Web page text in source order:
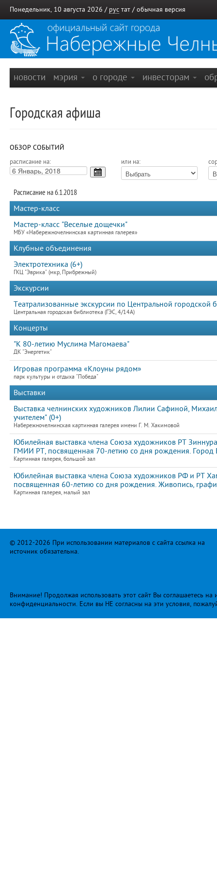
Понедельник, 10 августа 2026 / рус тат / обычная версия
новости мэрия о городе инвесторам
Городская афиша
ОБЗОР СОБЫТИЙ
расписание на: или на:
Расписание на 6.1.2018
Мастер-класс
Мастер-класс "Веселые дощечки"
МБУ «Набережночелнинская картинная галерея»
Клубные объединения
Электротехника (6+)
ГКЦ "Эврика" (мкр, Прибрежный)
Экскурсии
Театрализованные экскурсии по Центральной городской
Центральная городская библиотека (ГЭС, 4/14А)
Концерты
"К 80-летию Муслима Магомаева"
ДК "Энергетик"
Игровая программа «Клоуны рядом»
парк культуры и отдыха "Победа"
Выставки
Выставка челнинских художников Лилии Сафиной,
учителем" (0+)
Набережночелнинская картинная галерея имени Г. М. Хакимовой
Юбилейная выставка члена Союза художников РТ
ГМИИ РТ, посвященная 70-летию со дня рождения. Город
Картинная галерея, большой зал
Юбилейная выставка члена Союза художников РФ и РТ
посвященная 60-летию со дня рождения. Живопись,
Картинная галерея, малый зал
© 2012-2026 При использовании материалов с сайта ссылка на
источник обязательна.
Внимание! Продолжая использовать этот сайт Вы соглашаетесь
конфиденциальности. Если вы НЕ согласны на эти условия,